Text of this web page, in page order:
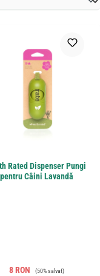
Rated Dispenser Pungi
pentru Câini Lavandă
Preț de vânzare:
8 RON Preț obișnuit:
(50% salvat)